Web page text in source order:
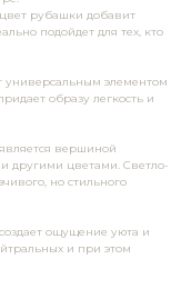
рубашки добавит
подойдет для тех, кто
универсальным элементом
образу легкость и
вершиной
другими цветами. Светло-
но стильного
ощущение уюта и
и при этом